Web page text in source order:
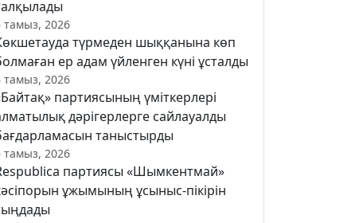
тамыз, 2026
түрмеден шыққанына көп
ер адам үйленген күні ұсталды
тамыз, 2026
партиясының үміткерлері
дәрігерлерге сайлауалды
таныстырды
тамыз, 2026
партиясы «Шымкентмай»
ұжымының ұсыныс-пікірін